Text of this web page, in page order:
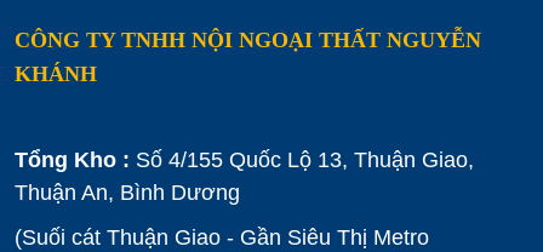
CÔNG TY TNHH NỘI NGOẠI THẤT NGUYỄN
KHÁNH
Tổng Kho : Số 4/155 Quốc Lộ 13, Thuận Giao,
Thuận An, Bình Dương
(Suối cát Thuận Giao - Gần Siêu Thị Metro